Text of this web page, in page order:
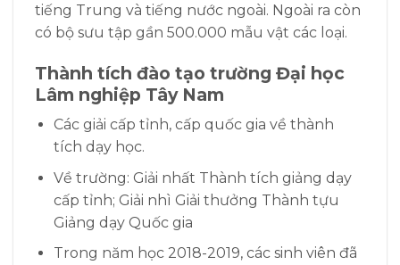
tiếng Trung và tiếng nước ngoài. Ngoài ra còn
có bộ sưu tập gần 500.000 mẫu vật các loại.
Thành tích đào tạo trường Đại học
Lâm nghiệp Tây Nam
Các giải cấp tỉnh, cấp quốc gia về thành
tích dạy học.
Về trường: Giải nhất Thành tích giảng dạy
cấp tỉnh; Giải nhì Giải thưởng Thành tựu
Giảng dạy Quốc gia
Trong năm học 2018-2019, các sinh viên đã